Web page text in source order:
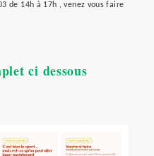
de 14h à 17h , venez vous faire
ci dessous